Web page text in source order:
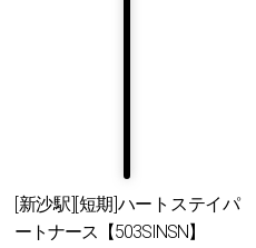
[新沙駅][短期]ハートステイパ
ートナース【503SINSN】